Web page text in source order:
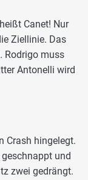
Canet! Nur
Ziellinie. Das
Rodrigo muss
Antonelli wird
Crash hingelegt.
und
zwei gedrängt.